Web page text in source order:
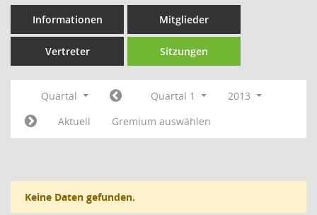
Informationen Mitglieder
Vertreter Sitzungen
Quartal Quartal 1
2013
Aktuell
Gremium auswählen
Keine Daten gefunden.